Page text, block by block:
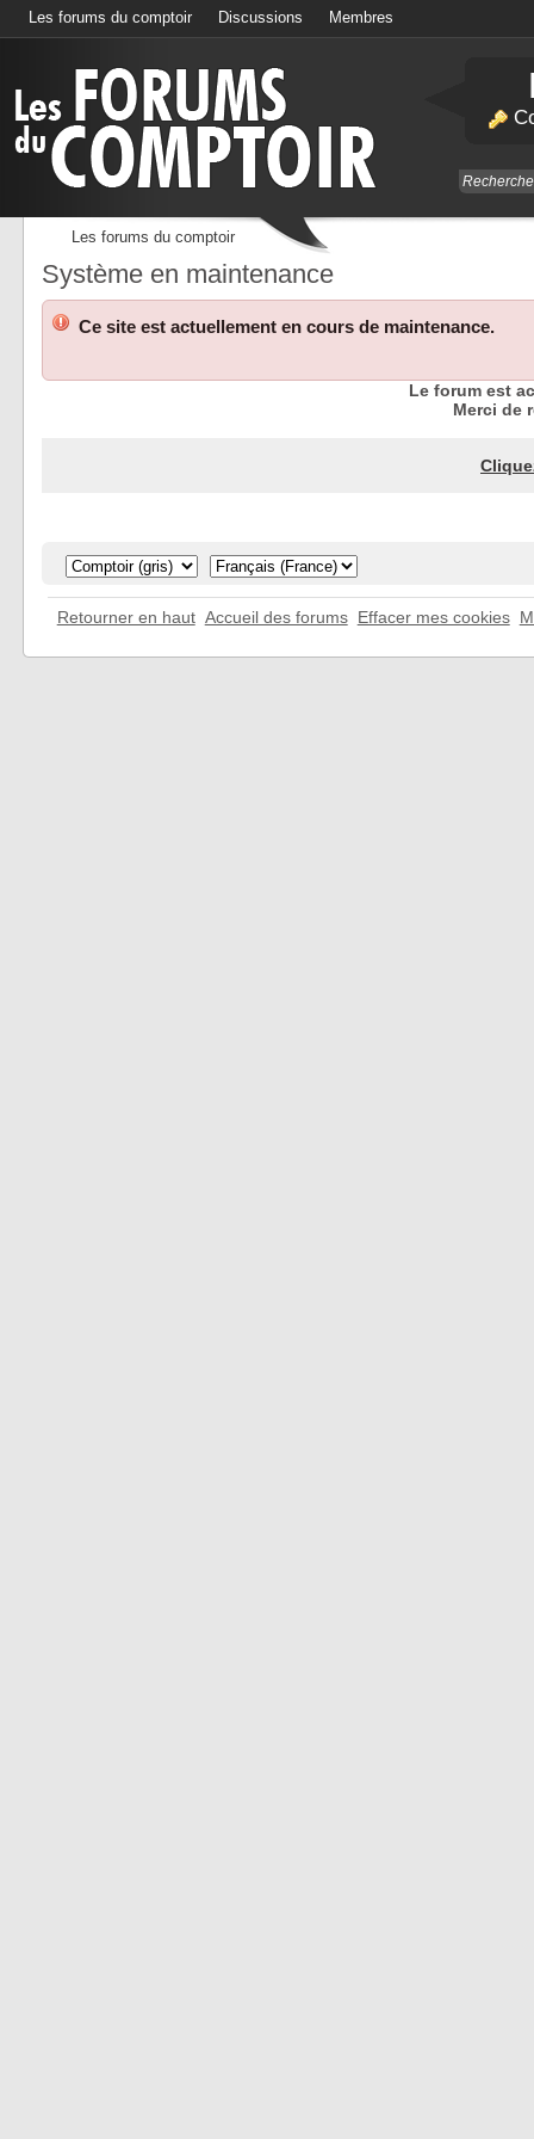
Les forums du comptoir Discussions Membres
Les forums du comptoir
Système en maintenance
Ce site est actuellement en cours de maintenance.
Le forum est
Merci de
Retourner en haut Accueil des forums Effacer mes cookies